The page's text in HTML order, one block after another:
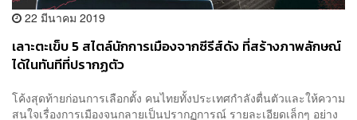
22 มีนาคม 2019
เลาะตะเข็บ 5 สไตล์นักการเมืองจากซีรีส์ดัง ที่สร้างภาพลักษณ์
ได้ในทันทีที่ปรากฏตัว
โค้งสุดท้ายก่อนการเลือกตั้ง คนไทยทั้งประเทศกำลังตื่นตัวและให้ความ
สนใจเรื่องการเมืองจนกลายเป็นปรากฏการณ์ รายละเอียดเล็กๆ อย่าง